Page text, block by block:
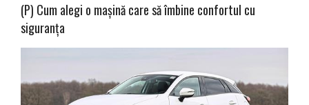
(P) Cum alegi o mașină care să îmbine confortul cu
siguranța